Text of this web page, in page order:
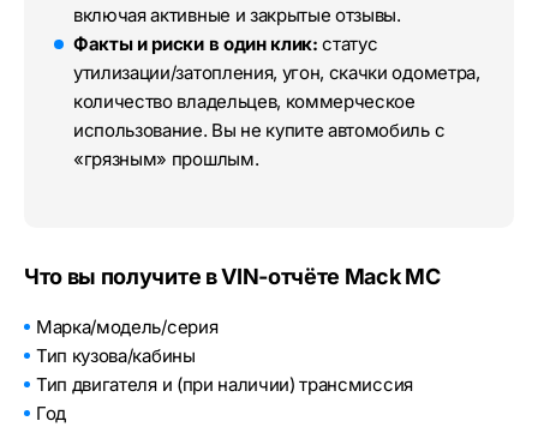
включая активные и закрытые отзывы.
Факты и риски в один клик: статус
утилизации/затопления, угон, скачки одометра,
количество владельцев, коммерческое
использование. Вы не купите автомобиль с
«грязным» прошлым.
Что вы получите в VIN-отчёте Mack MC
Марка/модель/серия
Тип кузова/кабины
Тип двигателя и (при наличии) трансмиссия
Год